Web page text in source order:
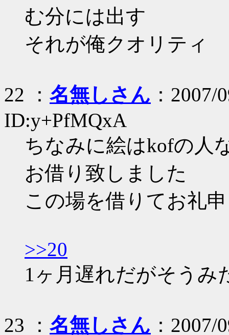
む分には出す
それが俺クオリティ
22 ： 名無しさん ：2007/
ID:y+PfMQxA
ちなみに絵はkofの人
お借り致しました
この場を借りてお礼
>>20
1ヶ月遅れだがそうみ
23 ： 名無しさん ：2007/